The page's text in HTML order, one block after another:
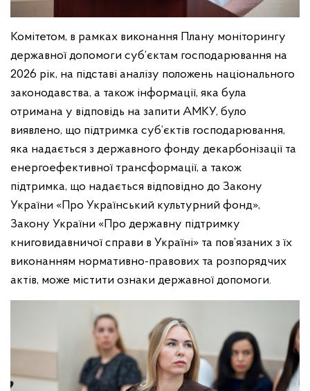
Комітетом, в рамках виконання Плану моніторингу
державної допомоги суб’єктам господарювання на
2026 рік, на підставі аналізу положень національного
законодавства, а також інформації, яка була
отримана у відповідь на запити АМКУ, було
виявлено, що підтримка суб’єктів господарювання,
яка надається з державного фонду декарбонізації та
енергоефективної трансформації, а також
підтримка, що надається відповідно до Закону
України «Про Український культурний фонд»,
Закону України «Про державну підтримку
книговидавничої справи в Україні» та пов’язаних з їх
виконанням нормативно-правових та розпорядчих
актів, може містити ознаки державної допомоги.